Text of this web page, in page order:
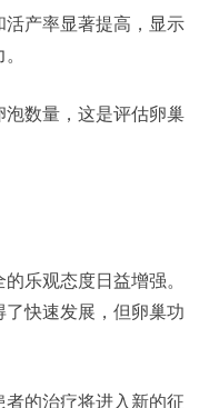
活产率显著提高，显示
数量，这是评估卵巢
乐观态度日益增强。
快速发展，但卵巢功
的治疗将进入新的征